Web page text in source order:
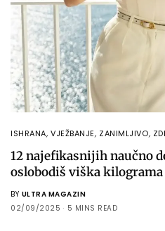
ISHRANA, VJEŽBANJE, ZANIMLJIVO,
12 najefikasnijih naučno
oslobodiš viška kilograma
BY ULTRA MAGAZIN
02/09/2025
5 MINS READ